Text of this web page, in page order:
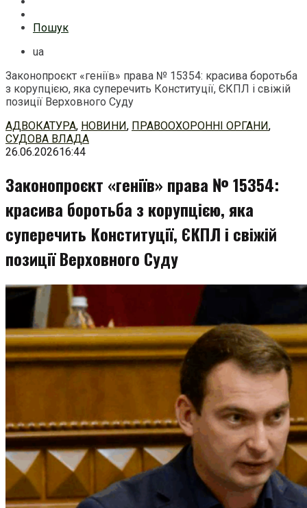
Пошук
ua
Законопроєкт «геніїв» права № 15354: красива боротьба
з корупцією, яка суперечить Конституції, ЄКПЛ і свіжій
позиції Верховного Суду
Перейти
до
змісту
АДВОКАТУРА, НОВИНИ, ПРАВООХОРОННІ ОРГАНИ,
СУДОВА ВЛАДА
26.06.202616:44
Законопроєкт «геніїв» права № 15354:
красива боротьба з корупцією, яка
суперечить Конституції, ЄКПЛ і свіжій
позиції Верховного Суду